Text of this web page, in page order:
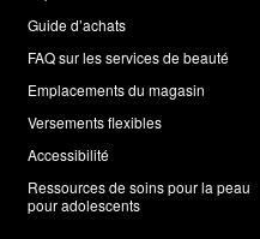
Guide d’achats
FAQ sur les services de beauté
Emplacements du magasin
Versements flexibles
Accessibilité
Ressources de soins pour la peau
pour adolescents